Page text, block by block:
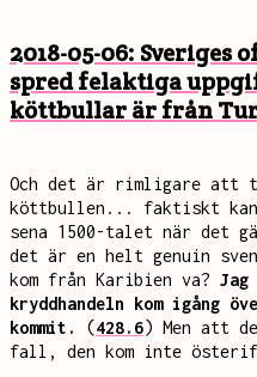
2018-05-06:
spred felaktiga
köttbullar är från
Och det är rimligare att
köttbullen... faktiskt
sena 1500-talet när det
det är en helt genuin
kom från Karibien va?
kryddhandeln kom igång
kommit.
(428.6) Men att
fall, den kom inte